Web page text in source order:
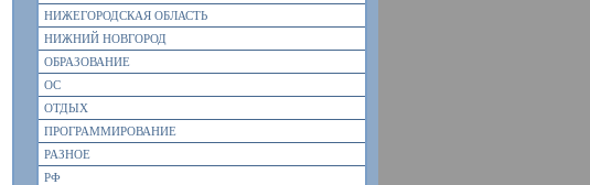
НИЖЕГОРОДСКАЯ ОБЛАСТЬ
НИЖНИЙ НОВГОРОД
ОБРАЗОВАНИЕ
ОС
ОТДЫХ
ПРОГРАММИРОВАНИЕ
РАЗНОЕ
РФ